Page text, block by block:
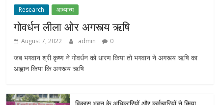
Research आध्यात्म
गोवर्धन लीला ओर अगस्त्य ऋषि
August 7, 2022 admin 0
जब भगवान श्री कृष्ण ने गोवर्धन को धारण किया तो भगवान ने अगस्त्य ऋषि का
आह्वान किया कि अगस्त्य ऋषि